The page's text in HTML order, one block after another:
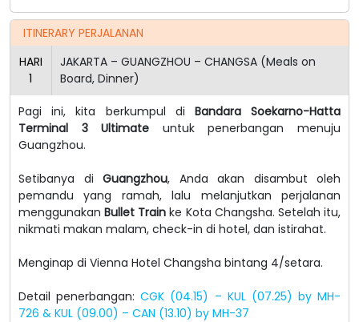
ITINERARY PERJALANAN
HARI
1
JAKARTA – GUANGZHOU – CHANGSA (Meals on
Board, Dinner)
Pagi ini, kita berkumpul di Bandara Soekarno-Hatta
Terminal 3 Ultimate untuk penerbangan menuju
Guangzhou.
Setibanya di Guangzhou, Anda akan disambut oleh
pemandu yang ramah, lalu melanjutkan perjalanan
menggunakanBullet Train ke Kota Changsha. Setelah itu,
nikmati makan malam, check-in di hotel, dan istirahat.
Menginap di Vienna Hotel Changsha bintang 4/setara.
Detail penerbangan:CGK (04.15) – KUL (07.25) by MH-
726 & KUL (09.00) – CAN (13.10) by MH-37